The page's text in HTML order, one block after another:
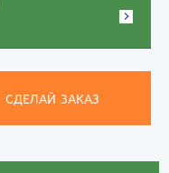
СДЕЛАЙ ЗАКАЗ